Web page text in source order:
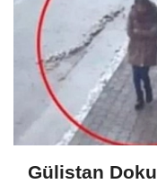
Gülistan